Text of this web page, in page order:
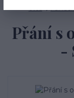
Přání s
-